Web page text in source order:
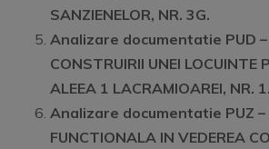
SANZIENELOR, NR. 3G.
Analizare documentatie PUD –
CONSTRUIRII UNEI LOCUINTE
ALEEA 1 LACRAMIOAREI, NR. 1.
Analizare documentatie PUZ –
FUNCTIONALA IN VEDEREA